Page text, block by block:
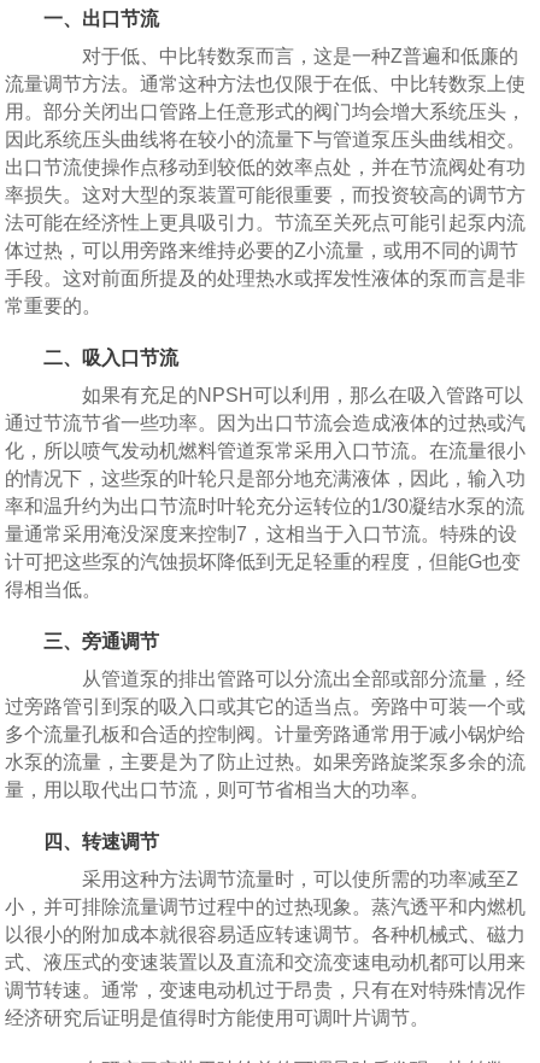
一、出口节流
对于低、中比转数泵而言，这是一种Z普遍和低廉的
流量调节方法。通常这种方法也仅限于在低、中比转数泵上使
用。部分关闭出口管路上任意形式的阀门均会增大系统压头，
因此系统压头曲线将在较小的流量下与管道泵压头曲线相交。
出口节流使操作点移动到较低的效率点处，并在节流阀处有功
率损失。这对大型的泵装置可能很重要，而投资较高的调节方
法可能在经济性上更具吸引力。节流至关死点可能引起泵内流
体过热，可以用旁路来维持必要的Z小流量，或用不同的调节
手段。这对前面所提及的处理热水或挥发性液体的泵而言是非
常重要的。
二、吸入口节流
如果有充足的NPSH可以利用，那么在吸入管路可以
通过节流节省一些功率。因为出口节流会造成液体的过热或汽
化，所以喷气发动机燃料管道泵常采用入口节流。在流量很小
的情况下，这些泵的叶轮只是部分地充满液体，因此，输入功
率和温升约为出口节流时叶轮充分运转位的1/30凝结水泵的流
量通常采用淹没深度来控制7，这相当于入口节流。特殊的设
计可把这些泵的汽蚀损坏降低到无足轻重的程度，但能G也变
得相当低。
三、旁通调节
从管道泵的排出管路可以分流出全部或部分流量，经
过旁路管引到泵的吸入口或其它的适当点。旁路中可装一个或
多个流量孔板和合适的控制阀。计量旁路通常用于减小锅炉给
水泵的流量，主要是为了防止过热。如果旁路旋桨泵多余的流
量，用以取代出口节流，则可节省相当大的功率。
四、转速调节
采用这种方法调节流量时，可以使所需的功率减至Z
小，并可排除流量调节过程中的过热现象。蒸汽透平和内燃机
以很小的附加成本就很容易适应转速调节。各种机械式、磁力
式、液压式的变速装置以及直流和交流变速电动机都可以用来
调节转速。通常，变速电动机过于昂贵，只有在对特殊情况作
经济研究后证明是值得时方能使用可调叶片调节。